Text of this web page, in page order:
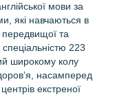
мови за
які навчаються в
та
223
широкому колу
насамперед
екстреної